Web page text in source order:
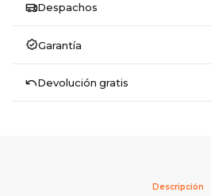
Despachos
Garantía
Devolución gratis
Descripción